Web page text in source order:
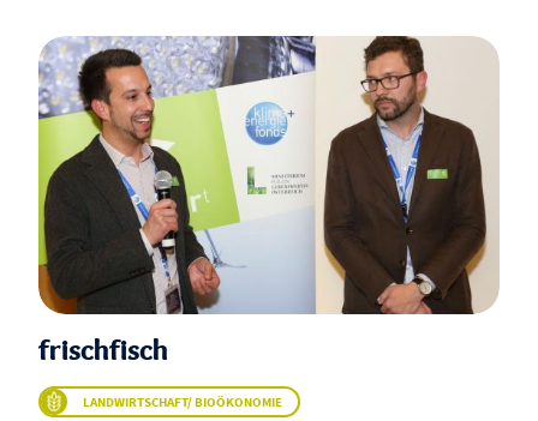
frischfisch
LANDWIRTSCHAFT/ BIOÖKONOMIE